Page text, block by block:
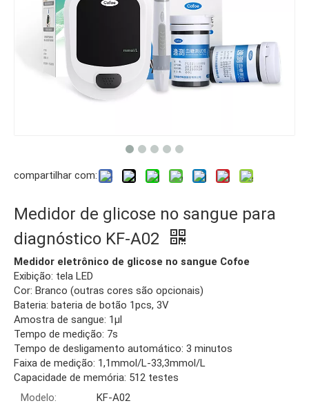
compartilhar com:
Medidor de glicose no sangue para
diagnóstico KF-A02
Medidor eletrônico de glicose no sangue Cofoe
Exibição: tela LED
Cor: Branco (outras cores são opcionais)
Bateria: bateria de botão 1pcs, 3V
Amostra de sangue: 1µl
Tempo de medição: 7s
Tempo de desligamento automático: 3 minutos
Faixa de medição: 1,1mmol/L-33,3mmol/L
Capacidade de memória: 512 testes
Modelo:
KF-A02